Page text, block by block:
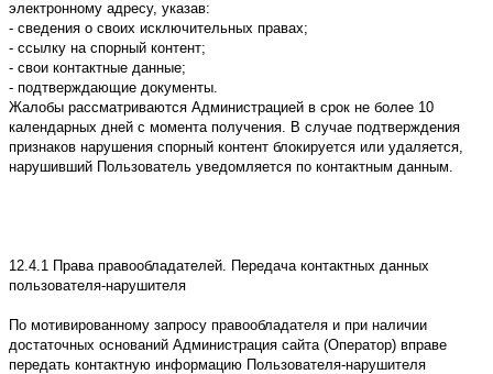
электронному адресу, указав:
- сведения о своих исключительных правах;
- ссылку на спорный контент;
- свои контактные данные;
- подтверждающие документы.
Жалобы рассматриваются Администрацией в срок не более 10
календарных дней с момента получения. В случае подтверждения
признаков нарушения спорный контент блокируется или удаляется,
нарушивший Пользователь уведомляется по контактным данным.
12.4.1 Права правообладателей. Передача контактных данных
пользователя-нарушителя
По мотивированному запросу правообладателя и при наличии
достаточных оснований Администрация сайта (Оператор) вправе
передать контактную информацию Пользователя-нарушителя